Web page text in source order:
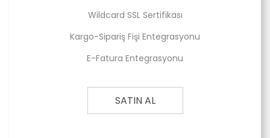
Wildcard SSL Sertifikası
Kargo-Sipariş Fişi Entegrasyonu
E-Fatura Entegrasyonu
SATIN AL